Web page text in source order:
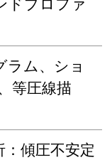
ドプロファ
ラム、ショ
等圧線描
傾圧不安定